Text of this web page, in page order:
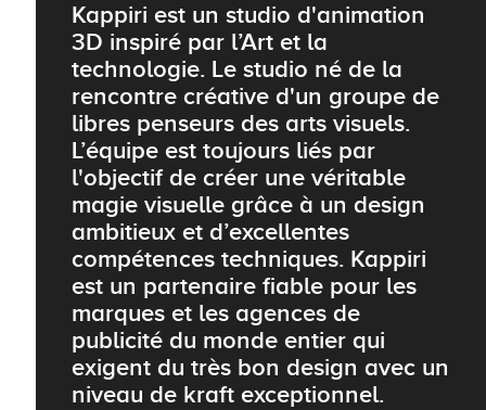
Kappiri est un studio d'animation
3D inspiré par l’Art et la
technologie. Le studio né de la
rencontre créative d'un groupe de
libres penseurs des arts visuels.
L’équipe est toujours liés par
l'objectif de créer une véritable
magie visuelle grâce à un design
ambitieux et d’excellentes
compétences techniques. Kappiri
est un partenaire fiable pour les
marques et les agences de
publicité du monde entier qui
exigent du très bon design avec un
niveau de kraft exceptionnel.